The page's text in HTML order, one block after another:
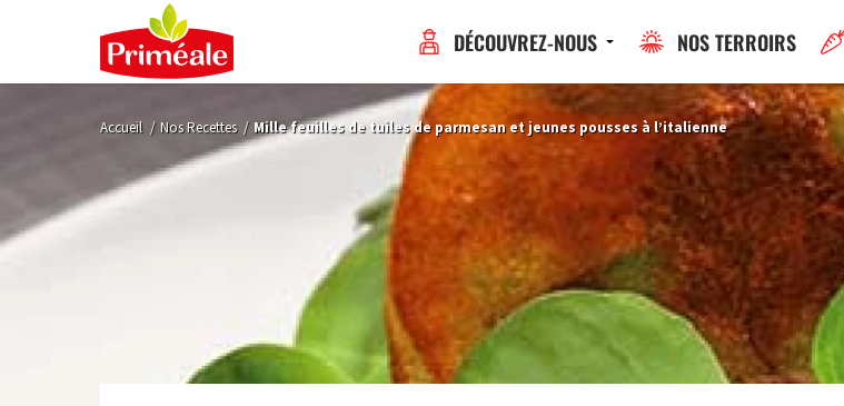
DÉCOUVREZ-NOUS NOS TERROIRS
Accueil / Nos Recettes / Mille feuilles de tuiles de parmesan et jeunes pousses à l’italienne